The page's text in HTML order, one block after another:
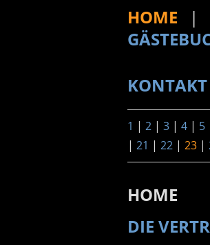
HOME |
KONTAKT
1 | 2 | 3 | 4 | 5
| 21 | 22 | 23 |
HOME
DIE